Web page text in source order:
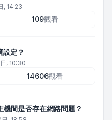
, 14:23
109觀看
定？
, 10:30
14606觀看
間是否存在網路問題？